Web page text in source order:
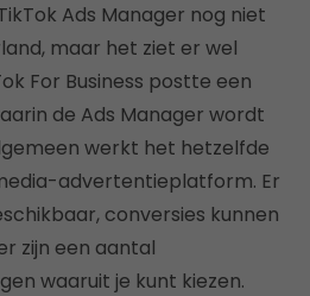
Ads Manager nog niet
maar het ziet er wel
For Business postte een
de Ads Manager wordt
werkt het hetzelfde
advertentieplatform. Er
conversies kunnen
zijn een aantal
waaruit je kunt kiezen.